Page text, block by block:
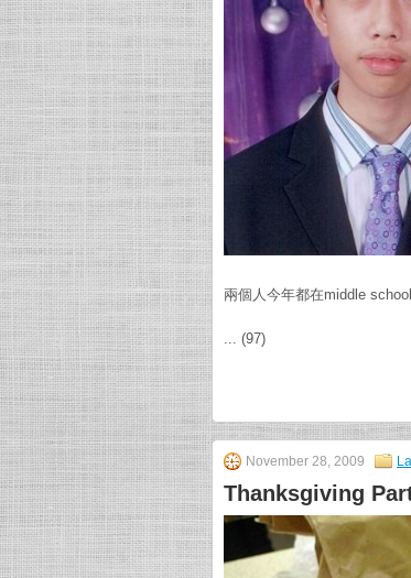
兩個人今年都在middle
... (97)
November 28, 2009
Thanksgiving